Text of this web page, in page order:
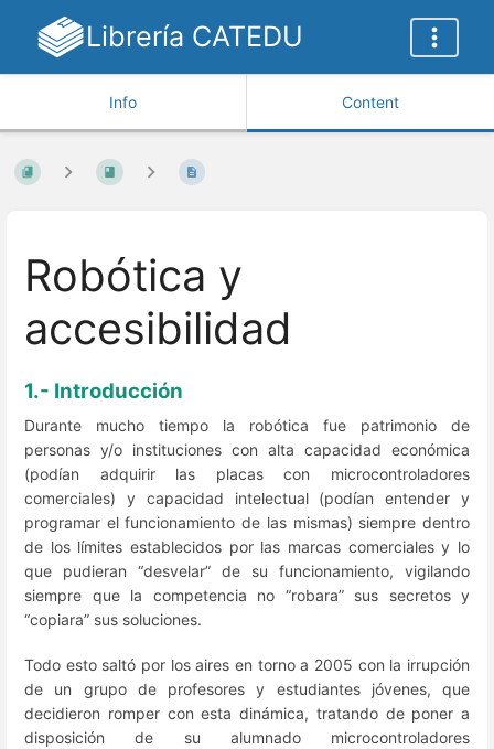
Librería CATEDU
Info Content
Robótica y
accesibilidad
1.- Introducción
Durante mucho tiempo la robótica fue patrimonio de
personas y/o instituciones con alta capacidad económica
(podían adquirir las placas con microcontroladores
comerciales) y capacidad intelectual (podían entender y
programar el funcionamiento de las mismas) siempre dentro
de los límites establecidos por las marcas comerciales y lo
que pudieran “desvelar” de su funcionamiento, vigilando
siempre que la competencia no “robara” sus secretos y
“copiara” sus soluciones.
Todo esto saltó por los aires en torno a 2005 con la irrupción
de un grupo de profesores y estudiantes jóvenes, que
decidieron romper con esta dinámica, tratando de poner a
disposición de su alumnado microcontroladores